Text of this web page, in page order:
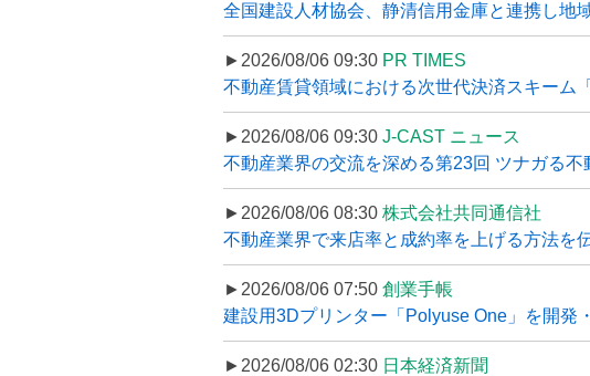
全国建設人材協会、静清信用金庫と連携し地
►2026/08/06 09:30 PR TIMES
不動産賃貸領域における次世代決済スキーム
►2026/08/06 09:30 J-CAST ニュース
不動産業界の交流を深める第23回 ツナガる不
►2026/08/06 08:30 株式会社共同通信社
不動産業界で来店率と成約率を上げる方法を
►2026/08/06 07:50 創業手帳
建設用3Dプリンター「Polyuse One」を開発
►2026/08/06 02:30 日本経済新聞